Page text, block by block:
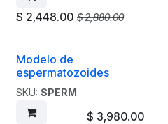
$ 2,448.00 $2,880.00
Modelo de
espermatozoides
SKU: SPERM
$ 3,980.00